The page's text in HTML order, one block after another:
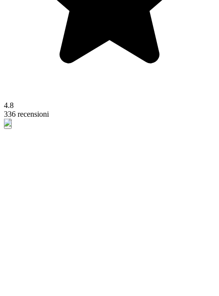
4.8
336 recensioni